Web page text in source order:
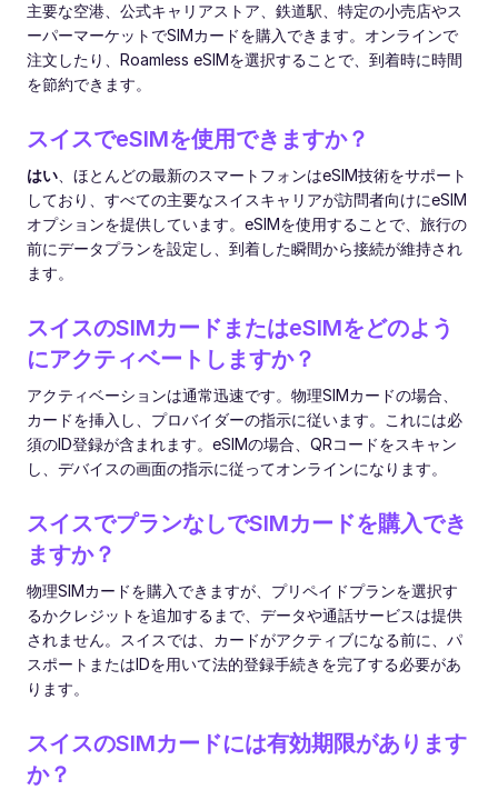
主要な空港、公式キャリアストア、鉄道駅、特定の小売店やス
ーパーマーケットでSIMカードを購入できます。オンラインで
注文したり、Roamless eSIMを選択することで、到着時に時間
を節約できます。
スイスでeSIMを使用できますか？
はい 、ほとんどの最新のスマートフォンはeSIM技術をサポート
しており、すべての主要なスイスキャリアが訪問者向けにeSIM
オプションを提供しています。eSIMを使用することで、旅行の
前にデータプランを設定し、到着した瞬間から接続が維持され
ます。
スイスのSIMカードまたはeSIMをどのよう
にアクティベートしますか？
アクティベーションは通常迅速です。物理SIMカードの場合、
カードを挿入し、プロバイダーの指示に従います。これには必
須のID登録が含まれます。eSIMの場合、QRコードをスキャン
し、デバイスの画面の指示に従ってオンラインになります。
スイスでプランなしでSIMカードを購入でき
ますか？
物理SIMカードを購入できますが、プリペイドプランを選択す
るかクレジットを追加するまで、データや通話サービスは提供
されません。スイスでは、カードがアクティブになる前に、パ
スポートまたはIDを用いて法的登録手続きを完了する必要があ
ります。
スイスのSIMカードには有効期限があります
か？